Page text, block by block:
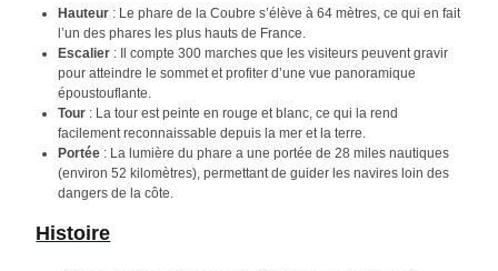
Hauteur : Le phare de la Coubre s’élève à 64 mètres, ce qui en fait
l’un des phares les plus hauts de France.
Escalier : Il compte 300 marches que les visiteurs peuvent gravir
pour atteindre le sommet et profiter d’une vue panoramique
époustouflante.
Tour : La tour est peinte en rouge et blanc, ce qui la rend
facilement reconnaissable depuis la mer et la terre.
Portée : La lumière du phare a une portée de 28 miles nautiques
(environ 52 kilomètres), permettant de guider les navires loin des
dangers de la côte.
Histoire